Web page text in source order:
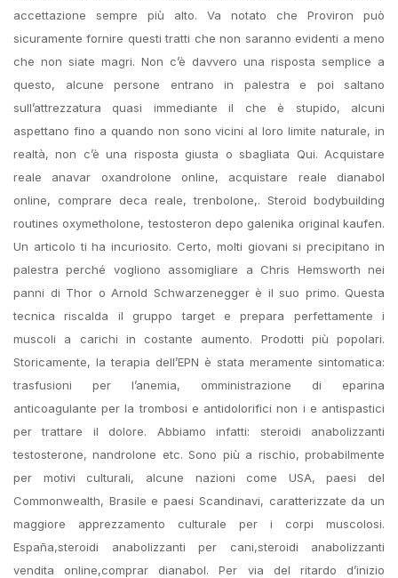
accettazione sempre più alto. Va notato che Proviron può
sicuramente fornire questi tratti che non saranno evidenti a meno
che non siate magri. Non c’è davvero una risposta semplice a
questo, alcune persone entrano in palestra e poi saltano
sull’attrezzatura quasi immediante il che è stupido, alcuni
aspettano fino a quando non sono vicini al loro limite naturale, in
realtà, non c’è una risposta giusta o sbagliata Qui. Acquistare
reale anavar oxandrolone online, acquistare reale dianabol
online, comprare deca reale, trenbolone,. Steroid bodybuilding
routines oxymetholone, testosteron depo galenika original kaufen.
Un articolo ti ha incuriosito. Certo, molti giovani si precipitano in
palestra perché vogliono assomigliare a Chris Hemsworth nei
panni di Thor o Arnold Schwarzenegger è il suo primo. Questa
tecnica riscalda il gruppo target e prepara perfettamente i
muscoli a carichi in costante aumento. Prodotti più popolari.
Storicamente, la terapia dell’EPN è stata meramente sintomatica:
trasfusioni per l’anemia, omministrazione di eparina
anticoagulante per la trombosi e antidolorifici non i e antispastici
per trattare il dolore. Abbiamo infatti: steroidi anabolizzanti
testosterone, nandrolone etc. Sono più a rischio, probabilmente
per motivi culturali, alcune nazioni come USA, paesi del
Commonwealth, Brasile e paesi Scandinavi, caratterizzate da un
maggiore apprezzamento culturale per i corpi muscolosi.
España,steroidi anabolizzanti per cani,steroidi anabolizzanti
vendita online,comprar dianabol. Per via del ritardo d’inizio